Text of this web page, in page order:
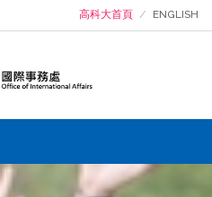
高科大首頁 ENGLISH